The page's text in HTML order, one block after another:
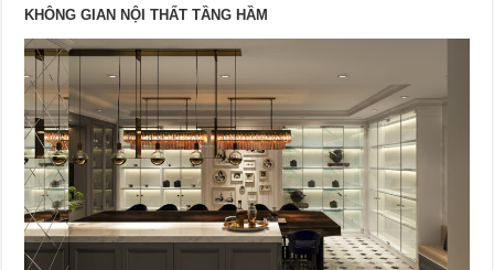
KHÔNG GIAN NỘI THẤT TẦNG HẦM